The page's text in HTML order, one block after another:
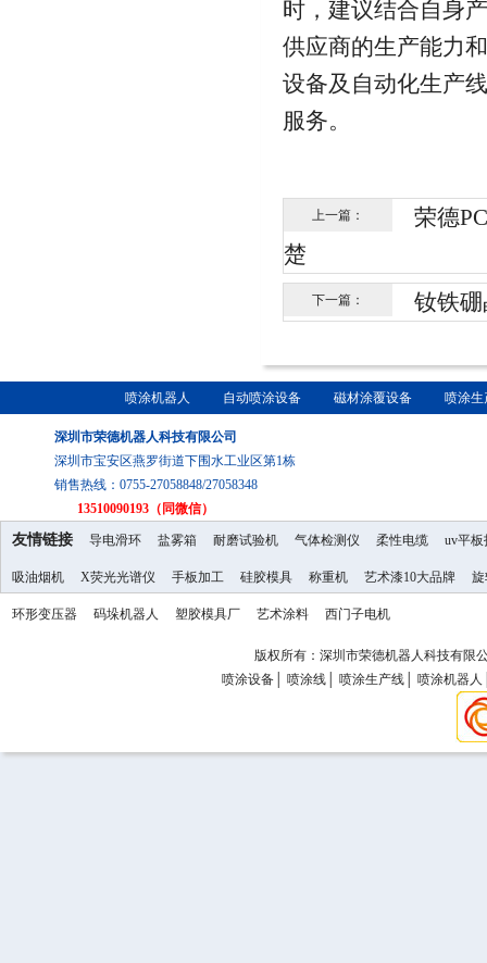
时，建议结合自身
供应商的生产能力
设备及自动化生产
服务。
上一篇：
荣德
楚
下一篇： 钕铁
喷涂机器人 自动喷涂设备 磁材涂覆设备 喷涂生
深圳市荣德机器人科技有限公司
深圳市宝安区燕罗街道下围水工业区第1栋
销售热线：0755-27058848/27058348
13510090193（同微信）
友情链接 导电滑环 盐雾箱 耐磨试验机 气体检测仪 柔性电缆 uv平
吸油烟机 X荧光光谱仪 手板加工 硅胶模具 称重机 艺术漆10大品牌
环形变压器 码垛机器人 塑胶模具厂 艺术涂料 西门子电机
版权所有：深圳市荣德机器人科技有限
喷涂设备
喷涂线 喷涂生产线 喷涂机器人